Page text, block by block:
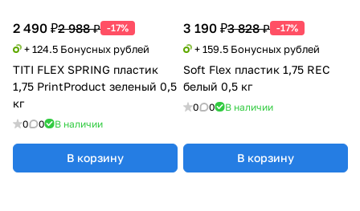
2 490 ₽2 988 ₽ -17%
+ 124.5 Бонусных рублей
TITI FLEX SPRING пластик
1,75 PrintProduct зеленый 0,5
кг
0 0 В наличии
В корзину
3 190 ₽3 828 ₽ -17%
+ 159.5 Бонусных рублей
Soft Flex пластик 1,75 REC
белый 0,5 кг
0 0 В наличии
В корзину